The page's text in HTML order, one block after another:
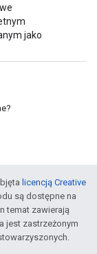
jako
licencją Creative
są dostępne na
temat zawierają
jest zastrzeżonym